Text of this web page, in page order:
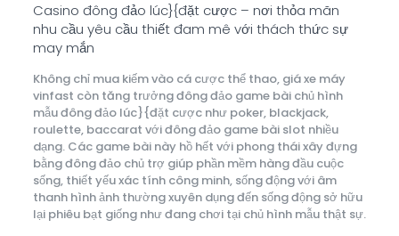
Casino đông đảo lúc}{đặt cược – nơi thỏa mãn
nhu cầu yêu cầu thiết đam mê với thách thức sự
may mắn
Không chỉ mua kiếm vào cá cược thể thao, giá xe máy
vinfast còn tăng trưởng đông đảo game bài chủ hình
mẫu đông đảo lúc}{đặt cược như poker, blackjack,
roulette, baccarat với đông đảo game bài slot nhiều
dạng. Các game bài này hồ hết với phong thái xây đựng
bằng đông đảo chủ trợ giúp phần mềm hàng đầu cuộc
sống, thiết yếu xác tính công minh, sống động với âm
thanh hình ảnh thường xuyên dụng đến sống động sở hữu
lại phiêu bạt giống như đang chơi tại chủ hình mẫu thật sự.